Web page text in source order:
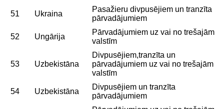
51 Ukraina
Pasažieru divpusējiem un tranzīta
pārvadājumiem
52 Ungārija
Pārvadājumiem uz vai no trešajām
valstīm
53 Uzbekistāna
Divpusējiem,tranzīta un
pārvadājumiem uz vai no trešajām
valstīm
54 Uzbekistāna
Divpusējiem un tranzīta
pārvadājumiem